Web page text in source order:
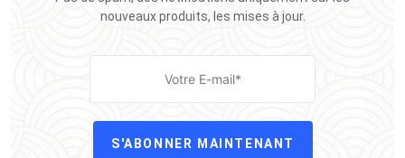
nouveaux produits, les mises à jour.
S'ABONNER MAINTENANT